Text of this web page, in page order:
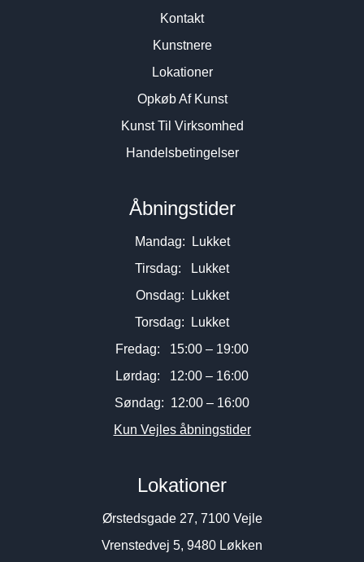
Kontakt
Kunstnere
Lokationer
Opkøb Af Kunst
Kunst Til Virksomhed
Handelsbetingelser
Åbningstider
Mandag: Lukket
Tirsdag: Lukket
Onsdag: Lukket
Torsdag: Lukket
Fredag: 15:00 – 19:00
Lørdag: 12:00 – 16:00
Søndag: 12:00 – 16:00
Kun Vejles åbningstider
Lokationer
Ørstedsgade 27, 7100 Vejle
Vrenstedvej 5, 9480 Løkken